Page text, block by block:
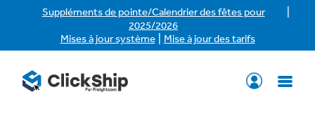
Suppléments de pointe/Calendrier des fêtes pour
2025/2026
Mises à jour système Mise à jour des tarifs